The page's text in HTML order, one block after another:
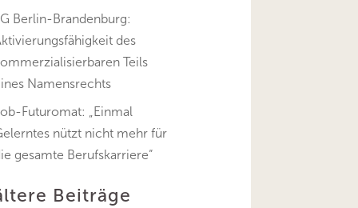
Berlin-Brandenburg:
des
Teils
Namensrechts
Futuromat: „Einmal
nützt nicht mehr für
gesamte Berufskarriere“
Beiträge